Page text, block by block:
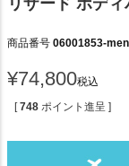
商品番号 06001853-
¥74,800税込
[ 748 ポイント進呈 ]